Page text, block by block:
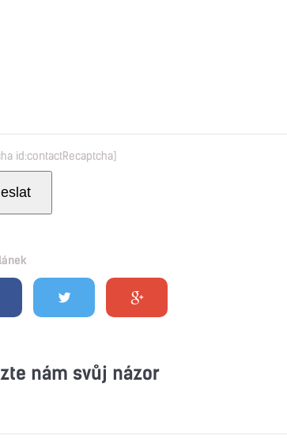
id:contactRecaptcha]
nám svůj názor